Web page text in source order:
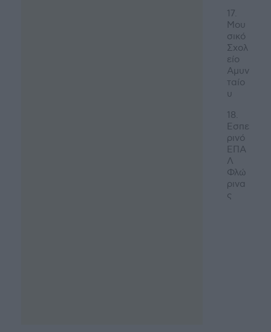
17.
Μου
σικό
Σχολ
είο
Αμυν
ταίο
υ
18.
Εσπε
ρινό
ΕΠΑ
Λ
Φλώ
ρινα
ς